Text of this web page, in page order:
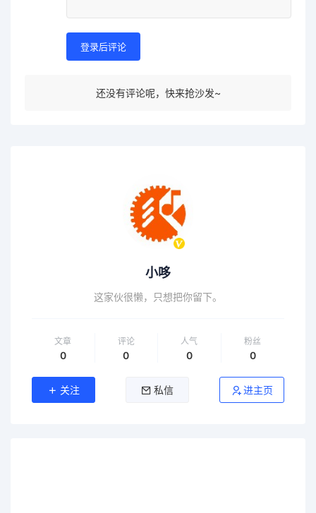
登录后评论
还没有评论呢，快来抢沙发~
小哆
这家伙很懒，只想把你留下。
文章
0
评论
0
人气
0
粉丝
0
关注 私信 进主页